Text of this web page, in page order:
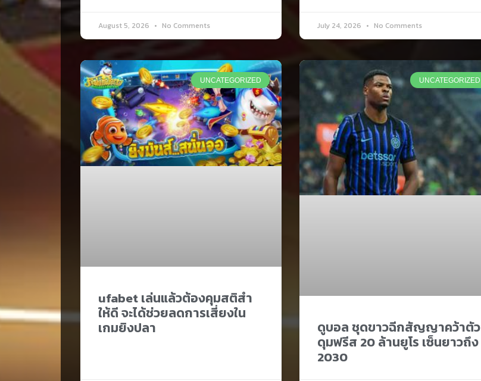
August 5, 2026 No Comments July 24, 2026 No Comments
UNCATEGORIZED
ufabet เล่นแล้วต้องคุมสติสำ
ให้ดี จะได้ช่วยลดการเสี่ยงใน
เกมยิงปลา
UNCATEGORIZED
ดูบอล ชุดขาวฉีกสัญญาคว้าตัว
ดุมฟรีส 20 ล้านยูโร เซ็นยาวถึง
2030